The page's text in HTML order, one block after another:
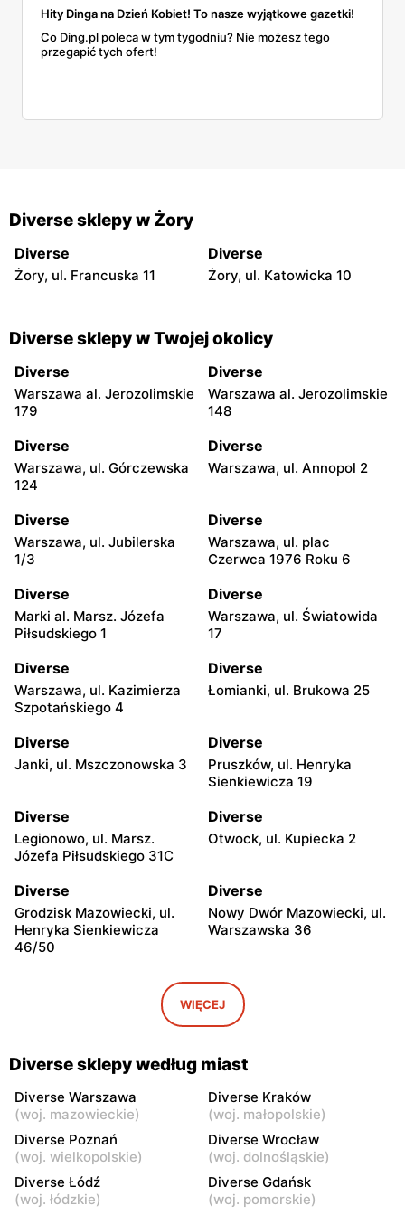
Hity Dinga na Dzień Kobiet! To nasze wyjątkowe gazetki!
Co Ding.pl poleca w tym tygodniu? Nie możesz tego
przegapić tych ofert!
Diverse sklepy w Żory
Diverse
Żory, ul. Francuska 11
Diverse
Żory, ul. Katowicka 10
Diverse sklepy w Twojej okolicy
Diverse
Warszawa al. Jerozolimskie
179
Diverse
Warszawa al. Jerozolimskie
148
Diverse
Warszawa, ul. Górczewska
124
Diverse
Warszawa, ul. Annopol 2
Diverse
Warszawa, ul. Jubilerska
1/3
Diverse
Warszawa, ul. plac
Czerwca 1976 Roku 6
Diverse
Marki al. Marsz. Józefa
Piłsudskiego 1
Diverse
Warszawa, ul. Światowida
17
Diverse
Warszawa, ul. Kazimierza
Szpotańskiego 4
Diverse
Łomianki, ul. Brukowa 25
Diverse
Janki, ul. Mszczonowska 3
Diverse
Pruszków, ul. Henryka
Sienkiewicza 19
Diverse
Legionowo, ul. Marsz.
Józefa Piłsudskiego 31C
Diverse
Otwock, ul. Kupiecka 2
Diverse
Grodzisk Mazowiecki, ul.
Henryka Sienkiewicza
46/50
Diverse
Nowy Dwór Mazowiecki, ul.
Warszawska 36
Diverse
Grójec, ul. Armii Krajowej
50
Diverse
Żyrardów, ul. Mały Rynek 7
Diverse
Sowińskiego 66
Diverse
Warka, ul. Senatorska 5B
Diverse
Pułtusk, ul. Jana Pawła II 6a
Diverse
Garwolin al. Legionów 2
Diverse
Płońsk, ul. Żołnierzy
WIĘCEJ
Diverse sklepy według miast
Diverse Warszawa
(woj. mazowieckie)
Diverse Kraków
(woj. małopolskie)
Diverse Poznań
(woj. wielkopolskie)
Diverse Wrocław
(woj. dolnośląskie)
Diverse Łódź
(woj. łódzkie)
Diverse Gdańsk
(woj. pomorskie)